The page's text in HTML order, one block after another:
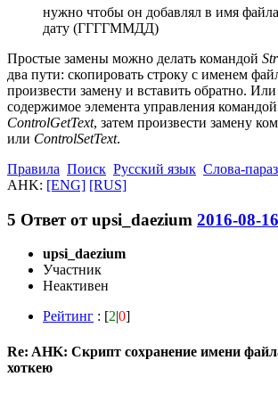
нужно чтобы он добавлял в имя
дату (ГГГГММДД)
Простые замены можно делать командой
два пути: скопировать строку с именем
произвести замену и вставить обратно. Или
содержимое элемента управления командой
ControlGetText, затем произвести замену
или ControlSetText.
Правила Поиск Русский язык Слова-
AHK: [ENG] [RUS]
5 Ответ отupsi_daezium 2016-08-
upsi_daezium
Участник
Неактивен
Рейтинг : [2|0]
Re: AHK: Скрипт сохранение имени
хоткею